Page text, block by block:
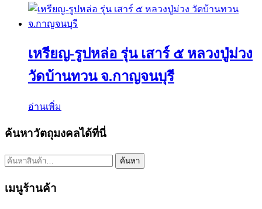
เหรียญ-รูปหล่อ รุ่น เสาร์ ๕ หลวงปู่ม่วง
วัดบ้านทวน จ.กาญจนบุรี
อ่านเพิ่ม
ค้นหาวัตถุมงคลได้ที่นี่
ค้นหา: ค้นหา
เมนูร้านค้า